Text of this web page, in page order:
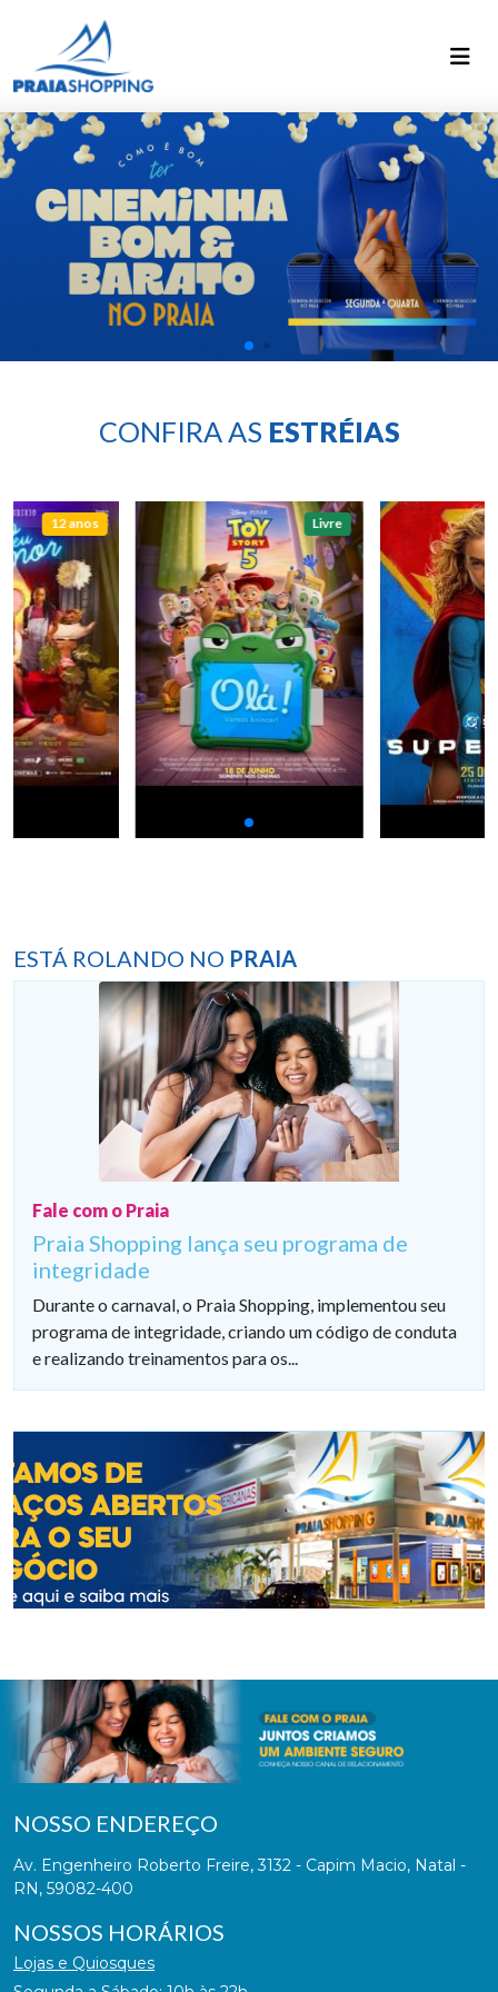
Praia Shopping
CONFIRA AS ESTRÉIAS
12 anos Livre
ESTÁ ROLANDO NO PRAIA
Fale com o Praia
Praia Shopping lança seu programa de
integridade
Durante o carnaval, o Praia Shopping, implementou seu
programa de integridade, criando um código de conduta
e realizando treinamentos para os...
SEJA UMLOJISTA
NOSSO ENDEREÇO
Av. Engenheiro Roberto Freire, 3132 - Capim Macio, Natal -
RN, 59082-400
NOSSOS HORÁRIOS
Lojas e Quiosques